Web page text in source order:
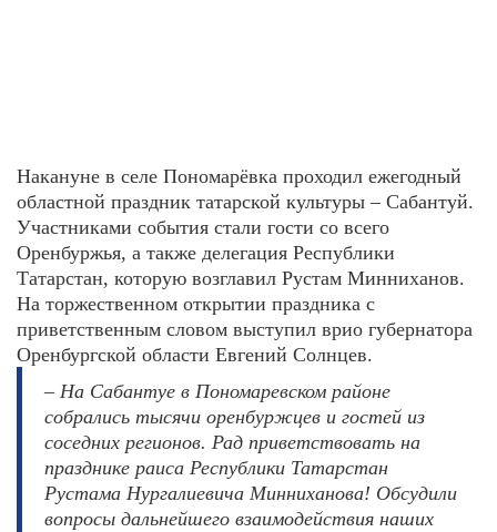
Накануне в селе Пономарёвка проходил ежегодный
областной праздник татарской культуры – Сабантуй.
Участниками события стали гости со всего
Оренбуржья, а также делегация Республики
Татарстан, которую возглавил Рустам Минниханов.
На торжественном открытии праздника с
приветственным словом выступил врио губернатора
Оренбургской области Евгений Солнцев.
– На Сабантуе в Пономаревском районе
собрались тысячи оренбуржцев и гостей из
соседних регионов. Рад приветствовать на
празднике раиса Республики Татарстан
Рустама Нургалиевича Минниханова! Обсудили
вопросы дальнейшего взаимодействия наших